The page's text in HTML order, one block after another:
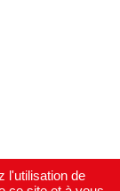
l'utilisation de